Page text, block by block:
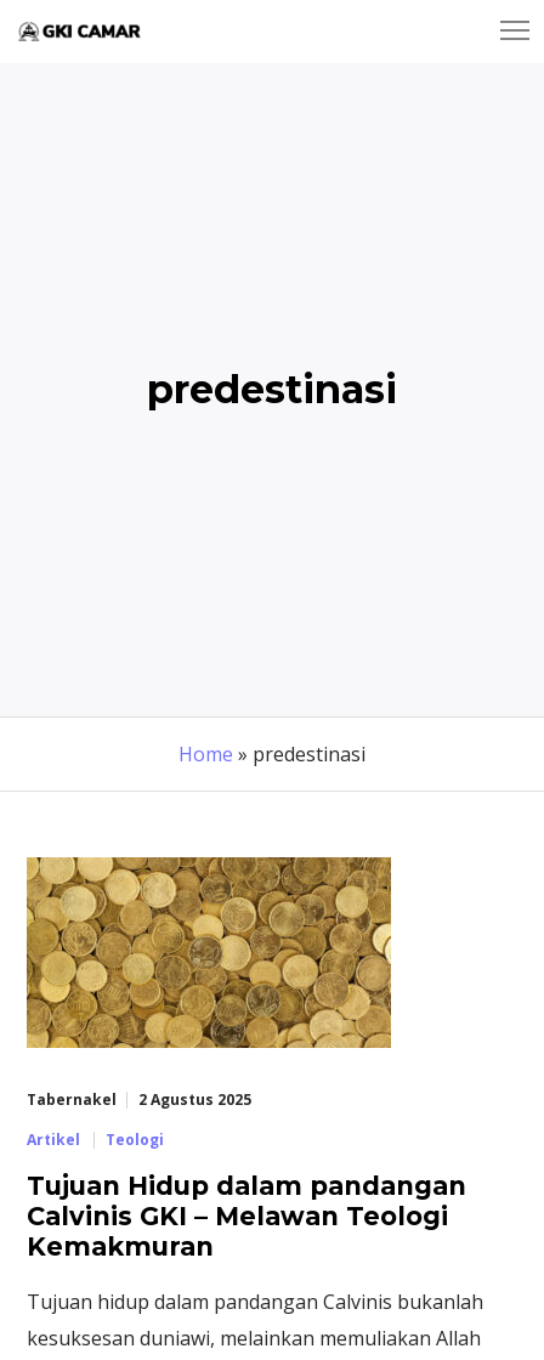
predestinasi
Home » predestinasi
Tabernakel
2 Agustus 2025
Artikel
Teologi
Tujuan Hidup dalam pandangan
Calvinis GKI – Melawan Teologi
Kemakmuran
Tujuan hidup dalam pandangan Calvinis bukanlah
kesuksesan duniawi, melainkan memuliakan Allah